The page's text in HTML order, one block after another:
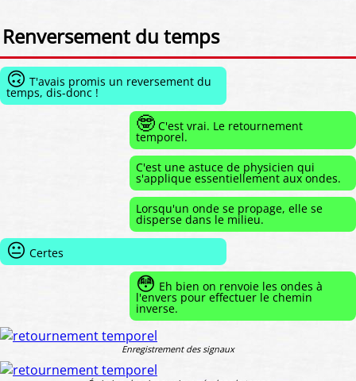
Renversement du temps
🙃 T'avais promis un reversement du
temps, dis-donc !
🤓 C'est vrai. Le retournement
temporel.
C'est une astuce de physicien qui
s'applique essentiellement aux ondes.
Lorsqu'un onde se propage, elle se
disperse dans le milieu.
😐 Certes
😳 Eh bien on renvoie les ondes à
l'envers pour effectuer le chemin
inverse.
Enregistrement des signaux